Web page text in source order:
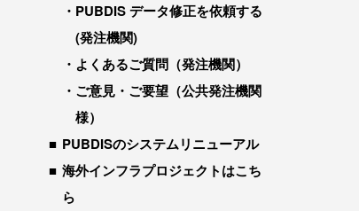
PUBDIS データ修正を依頼する
(発注機関)
よくあるご質問（発注機関）
ご意見・ご要望（公共発注機関
様）
PUBDISのシステムリニューアル
海外インフラプロジェクトはこち
ら